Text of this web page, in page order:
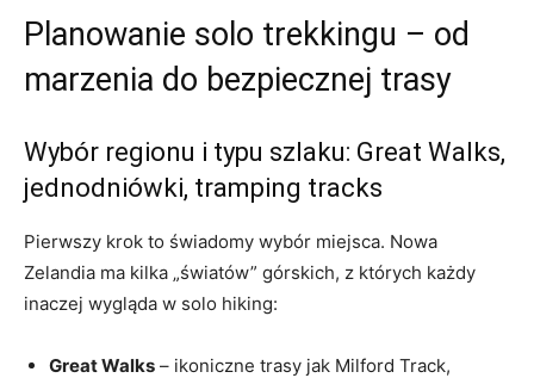
Planowanie solo trekkingu – od
marzenia do bezpiecznej trasy
Wybór regionu i typu szlaku: Great Walks,
jednodniówki, tramping tracks
Pierwszy krok to świadomy wybór miejsca. Nowa
Zelandia ma kilka „światów” górskich, z których każdy
inaczej wygląda w solo hiking:
Great Walks – ikoniczne trasy jak Milford Track,